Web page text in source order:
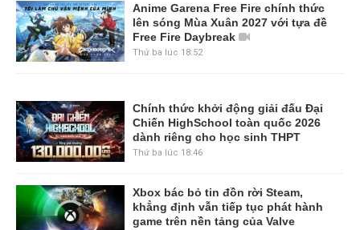
Anime Garena Free Fire chính thức
lên sóng Mùa Xuân 2027 với tựa đề
Free Fire Daybreak
Thứ ba lúc 18:52
Chính thức khởi động giải đấu Đại
Chiến HighSchool toàn quốc 2026
dành riêng cho học sinh THPT
Thứ ba lúc 18:46
Xbox bác bỏ tin đồn rời Steam,
khẳng định vẫn tiếp tục phát hành
game trên nền tảng của Valve